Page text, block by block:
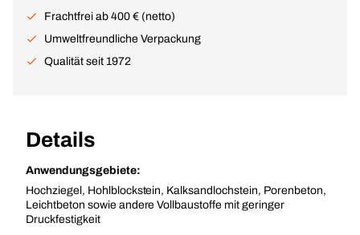
Frachtfrei ab 400 € (netto)
Umweltfreundliche Verpackung
Qualität seit 1972
Details
Anwendungsgebiete:
Hochziegel, Hohlblockstein, Kalksandlochstein, Porenbeton,
Leichtbeton sowie andere Vollbaustoffe mit geringer
Druckfestigkeit